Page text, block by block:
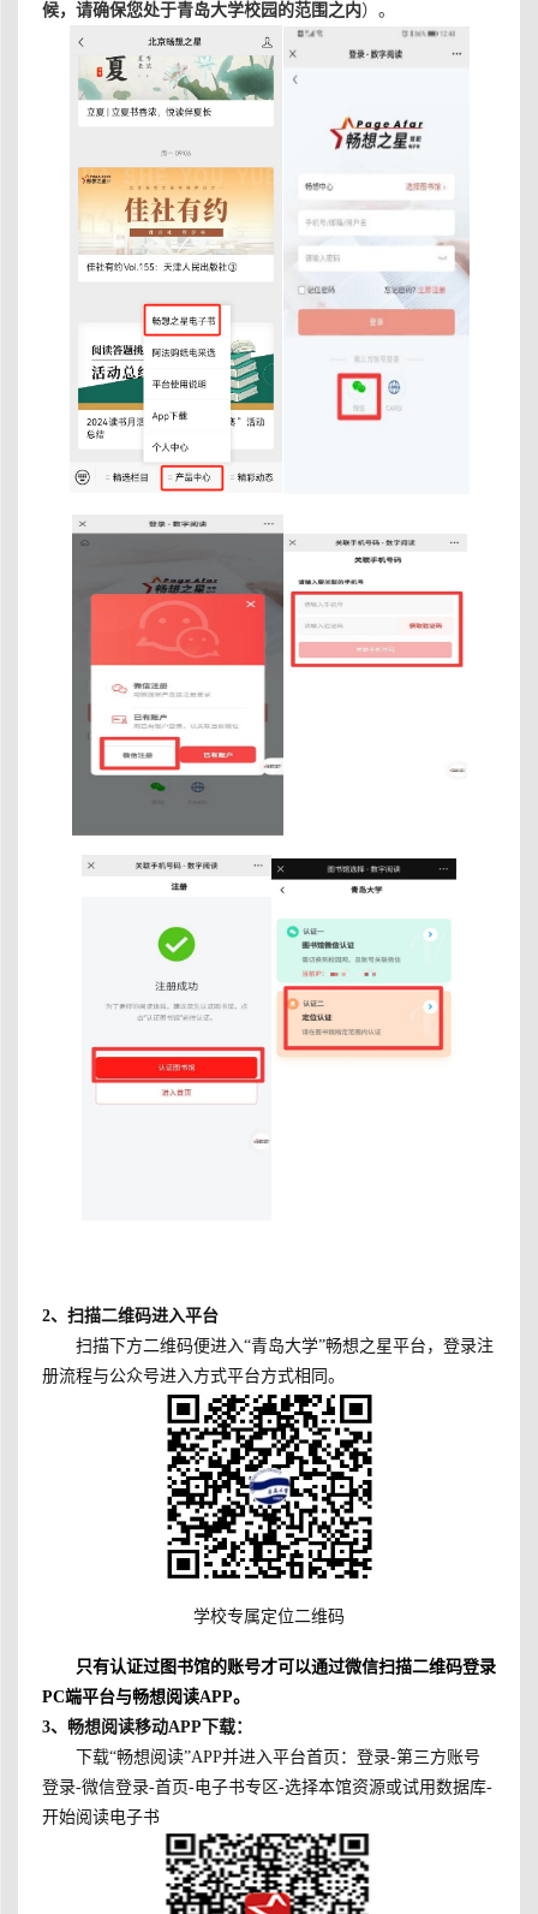
候，请确保您处于青岛大学校园的范围之内）。
2、扫描二维码进入平台
扫描下方二维码便进入“青岛大学”畅想之星平台，登录注
册流程与公众号进入方式平台方式相同。
学校专属定位二维码
只有认证过图书馆的账号才可以通过微信扫描二维码登录
PC端平台与畅想阅读APP。
3、畅想阅读移动APP下载：
下载“畅想阅读”APP并进入平台首页：登录-第三方账号
登录-微信登录-首页-电子书专区-选择本馆资源或试用数据库-
开始阅读电子书